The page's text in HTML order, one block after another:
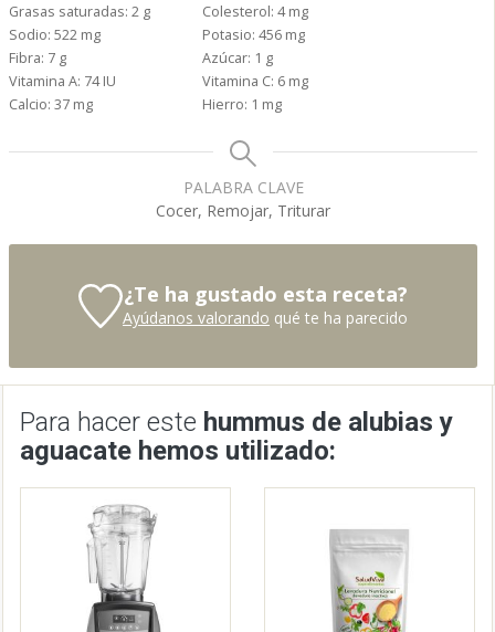
Grasas saturadas: 2 g Colesterol: 4 mg
Sodio: 522 mg Potasio: 456 mg
Fibra: 7 g Azúcar: 1 g
Vitamina A: 74 IU Vitamina C: 6 mg
Calcio: 37 mg Hierro: 1 mg
PALABRA CLAVE
Cocer, Remojar, Triturar
¿Te ha gustado esta receta?
Ayúdanos valorando qué te ha parecido
Para hacer este hummus de alubias y
aguacate hemos utilizado: